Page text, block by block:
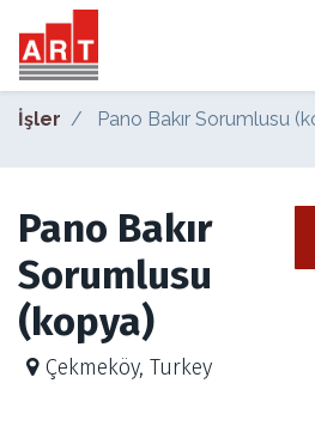
İşler Pano Bakır Sorumlusu
Pano Bakır
Sorumlusu
(kopya)
Çekmeköy,Turkey